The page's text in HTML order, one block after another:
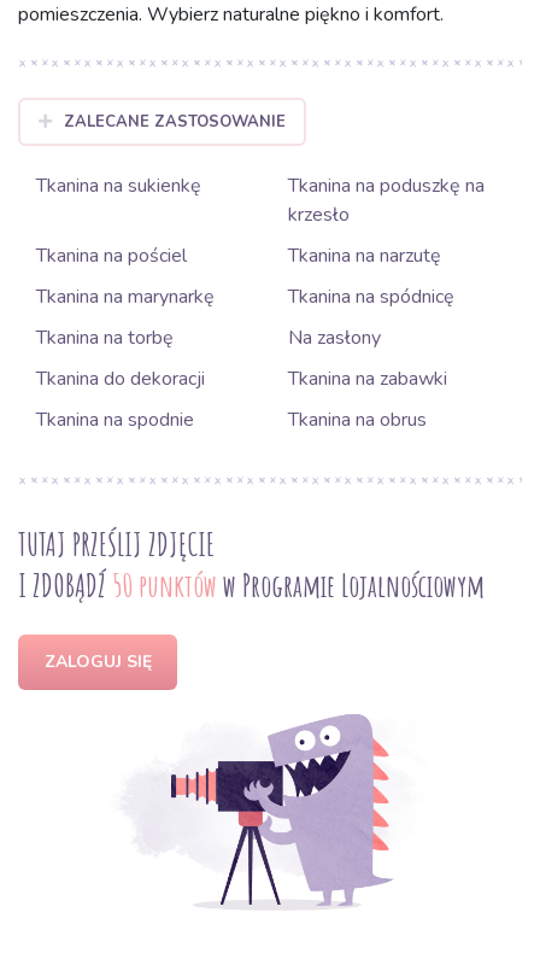
pomieszczenia. Wybierz naturalne piękno i komfort.
ZALECANE ZASTOSOWANIE
Tkanina na sukienkę
Tkanina na poduszkę na
krzesło
Tkanina na pościel
Tkanina na narzutę
Tkanina na marynarkę
Tkanina na spódnicę
Tkanina na torbę
Na zasłony
Tkanina do dekoracji
Tkanina na zabawki
Tkanina na spodnie
Tkanina na obrus
TUTAJ PRZEŚLIJ ZDJĘCIE
I ZDOBĄDŹ 50 punktóww Programie Lojalnościowym
ZALOGUJ SIĘ